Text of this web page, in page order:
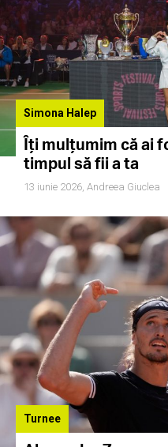
Simona Halep
Îți mulțumim că ai
timpul să fii a ta
13 iunie 2026, Andreea Giuclea
Turnee